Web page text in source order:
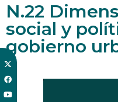
N.22
social y
gobierno